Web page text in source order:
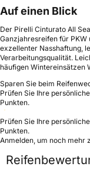
Auf einen Blick
Der Pirelli Cinturato All
Ganzjahresreifen für PKW
exzellenter Nasshaftung,
Verarbeitungsqualität.
häufigen Wintereinsätzen
Sparen Sie beim
Prüfen Sie Ihre
Punkten.
Prüfen Sie Ihre
Punkten.
Anmelden, um noch mehr